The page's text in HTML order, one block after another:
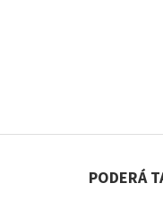
PODERÁ